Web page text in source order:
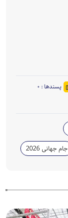
پسندها : ۰
جام جهانی 2026